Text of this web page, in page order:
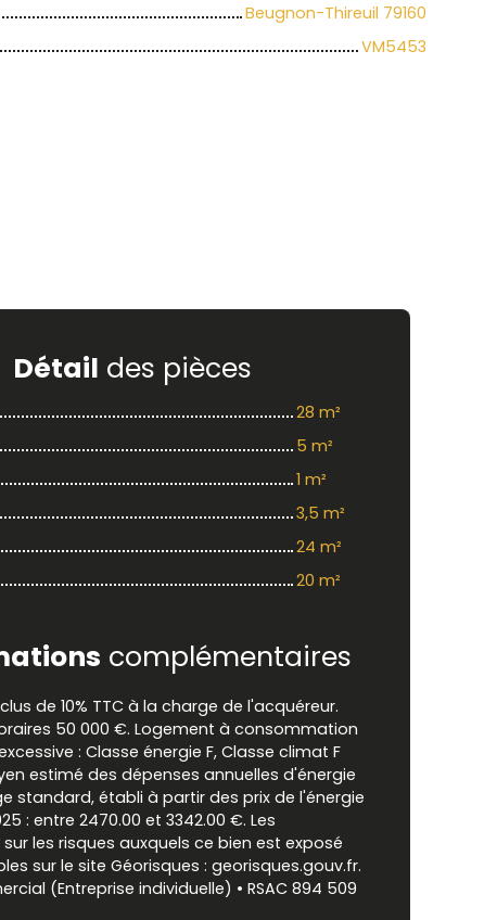
Beugnon-Thireuil 79160
VM5453
Détail des pièces
28 m²
5 m²
1 m²
3,5 m²
24 m²
20 m²
complémentaires
de 10% TTC à la charge de l'acquéreur.
50 000 €. Logement à consommation
: Classe énergie F, Classe climat F
estimé des dépenses annuelles d'énergie
standard, établi à partir des prix de l'énergie
: entre 2470.00 et 3342.00 €. Les
les risques auxquels ce bien est exposé
sur le site Géorisques : georisques.gouv.fr.
(Entreprise individuelle) • RSAC 894 509